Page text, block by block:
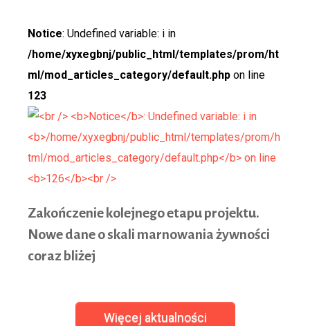
Notice: Undefined variable: i in
/home/xyxegbnj/public_html/templates/prom/ht
ml/mod_articles_category/default.php on line
123
Zakończenie kolejnego etapu projektu.
Nowe dane o skali marnowania żywności
coraz bliżej
Więcej aktualności